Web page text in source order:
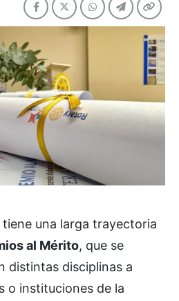
tiene una larga trayectoria
al Mérito, que se
distintas disciplinas a
o instituciones de la